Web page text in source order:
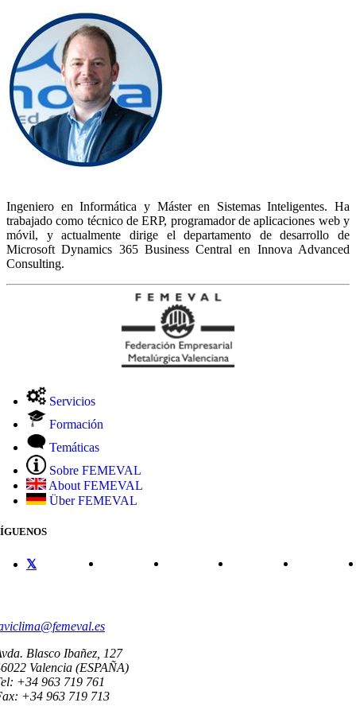
Ingeniero en Informática y Máster en Sistemas Inteligentes. Ha
trabajado como técnico de ERP, programador de aplicaciones web y
móvil, y actualmente dirige el departamento de desarrollo de
Microsoft Dynamics 365 Business Central en Innova Advanced
Consulting.
Servicios
Formación
Temáticas
Sobre FEMEVAL
About FEMEVAL
Über FEMEVAL
Blasco Ibañez, 127
Valencia (ESPAÑA)
+34 963 719 761
+34 963 719 713